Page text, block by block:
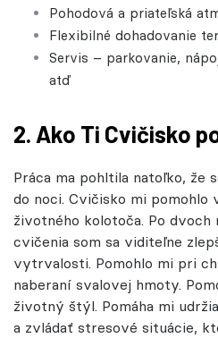
Pohodová a priateľská
Flexibilné dohadovanie
Servis – parkovanie,
atď
2. Ako Ti Cvičisko
Práca ma pohltila natoľko, že
do noci. Cvičisko mi
životného kolotoča. Po dvoch
cvičenia som sa viditeľne
vytrvalosti. Pomohlo mi pri
naberaní svalovej hmoty.
životný štýl. Pomáha mi
a zvládať stresové situácie,